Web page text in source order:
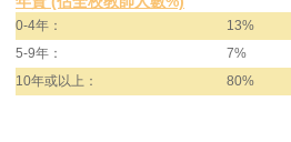
0-4年：
13%
5-9年：
7%
10年或以上：
80%